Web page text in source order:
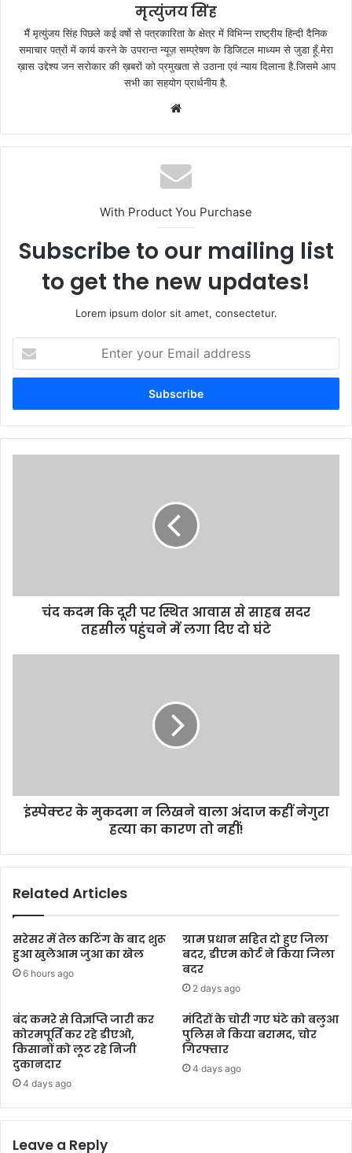
मृत्युंजय सिंह
मैं मृत्युंजय सिंह पिछले कई वर्षो से पत्रकारिता के क्षेत्र में विभिन्न राष्ट्रीय हिन्दी दैनिक
समाचार पत्रों में कार्य करने के उपरान्त न्यूज़ सम्प्रेषण के डिजिटल माध्यम से जुडा हूँ.मेरा
ख़ास उद्देश्य जन सरोकार की ख़बरों को प्रमुखता से उठाना एवं न्याय दिलाना है.जिसमे आप
सभी का सहयोग प्रार्थनीय है.
With Product You Purchase
Subscribe to our mailing list
to get the new updates!
Lorem ipsum dolor sit amet, consectetur.
your
Email
चंद कदम कि दूरी पर स्थित आवास से साहब सदर
तहसील पहुंचने में लगा दिए दो घंटे
इंस्पेक्टर के मुकदमा न लिखने वाला अंदाज कहीं नेगुरा
हत्या का कारण तो नहीं!
Related Articles
सरेसर में तेल कटिंग के बाद शुरू
हुआ खुलेआम जुआ का खेल
6 hours ago
ग्राम प्रधान सहित दो हुए जिला
बदर, डीएम कोर्ट ने किया जिला
बदर
2 days ago
बंद कमरे से विज्ञप्ति जारी कर
कोरमपूर्ति कर रहे डीएओ,
किसानों को लूट रहे निजी
दुकानदार
4 days ago
मंदिरों के चोरी गए घंटे को बलुआ
पुलिस ने किया बरामद, चोर
गिरफ्तार
4 days ago
Leave a Reply